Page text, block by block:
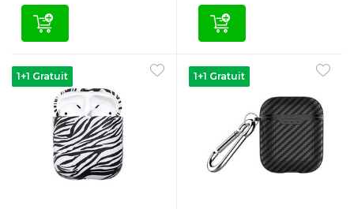
1+1 Gratuit 1+1 Gratuit